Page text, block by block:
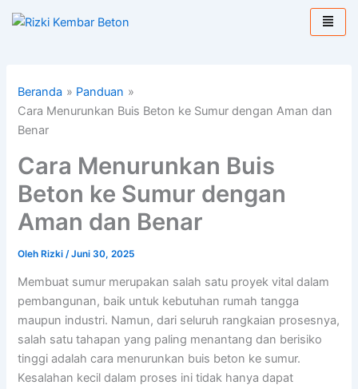
Beranda
Panduan
Cara Menurunkan Buis Beton ke Sumur dengan Aman dan
Benar
Cara Menurunkan Buis
Beton ke Sumur dengan
Aman dan Benar
OlehRizki/Juni 30, 2025
Membuat sumur merupakan salah satu proyek vital dalam
pembangunan, baik untuk kebutuhan rumah tangga
maupun industri. Namun, dari seluruh rangkaian prosesnya,
salah satu tahapan yang paling menantang dan berisiko
tinggi adalah cara menurunkan buis beton ke sumur.
Kesalahan kecil dalam proses ini tidak hanya dapat